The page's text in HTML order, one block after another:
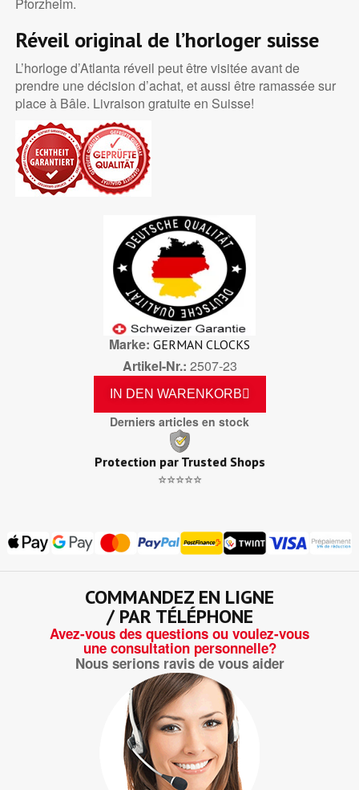
Pforzheim.
Réveil original de l’horloger suisse
L’horloge d’Atlanta réveil peut être visitée avant de
prendre une décision d’achat, et aussi être ramassée sur
place à Bâle. Livraison gratuite en Suisse!
Marke GERMAN CLOCKS
Artikel-Nr. 2507-23
IN DEN WARENKORB
Derniers articles en stock
Protection par Trusted Shops
⭐⭐⭐⭐⭐
COMMANDEZ EN LIGNE
/ PAR TÉLÉPHONE
Avez-vous des questions ou voulez-vous
une consultation personnelle?
Nous serions ravis de vous aider